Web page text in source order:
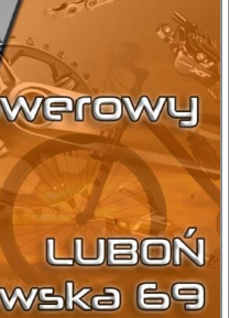
021
SHIMANO HG31 8
34T)